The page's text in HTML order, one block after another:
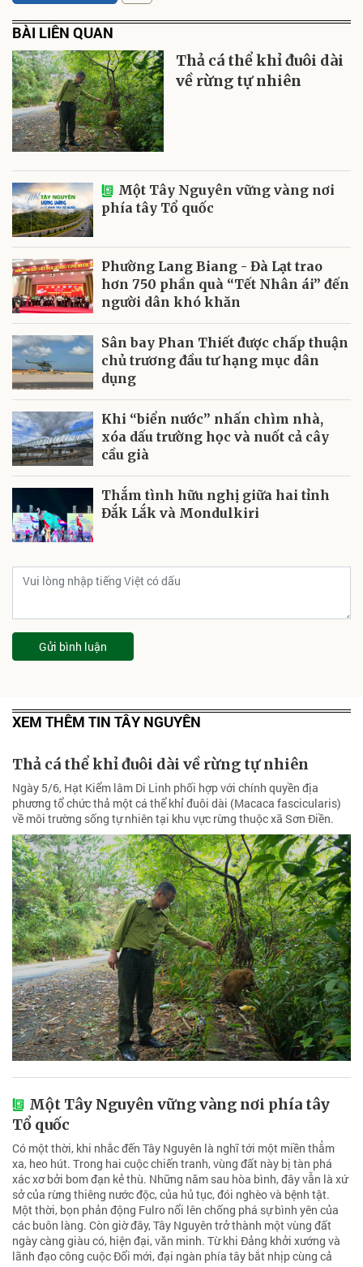
BÀI LIÊN QUAN
Thả cá thể khỉ đuôi dài
về rừng tự nhiên
Một Tây Nguyên vững vàng nơi
phía tây Tổ quốc
Phường Lang Biang - Đà Lạt trao
hơn 750 phần quà “Tết Nhân ái” đến
người dân khó khăn
Sân bay Phan Thiết được chấp thuận
chủ trương đầu tư hạng mục dân
dụng
Khi “biển nước” nhấn chìm nhà,
xóa dấu trường học và nuốt cả cây
cầu già
Thắm tình hữu nghị giữa hai tỉnh
Đắk Lắk và Mondulkiri
Gửi bình luận
XEM THÊM TIN TÂY NGUYÊN
Thả cá thể khỉ đuôi dài về rừng tự nhiên
Ngày 5/6, Hạt Kiểm lâm Di Linh phối hợp với chính quyền địa
phương tổ chức thả một cá thể khỉ đuôi dài (Macaca fascicularis)
về môi trường sống tự nhiên tại khu vực rừng thuộc xã Sơn Điền.
Một Tây Nguyên vững vàng nơi phía tây
Tổ quốc
Có một thời, khi nhắc đến Tây Nguyên là nghĩ tới một miền thẳm
xa, heo hút. Trong hai cuộc chiến tranh, vùng đất này bị tàn phá
xác xơ bởi bom đạn kẻ thù. Những năm sau hòa bình, đây vẫn là xứ
sở của rừng thiêng nước độc, của hủ tục, đói nghèo và bệnh tật.
Một thời, bọn phản động Fulro nổi lên chống phá sự bình yên của
các buôn làng. Còn giờ đây, Tây Nguyên trở thành một vùng đất
ngày càng giàu có, hiện đại, văn minh. Từ khi Đảng khởi xướng và
lãnh đạo công cuộc Đổi mới, đại ngàn phía tây bắt nhịp cùng cả